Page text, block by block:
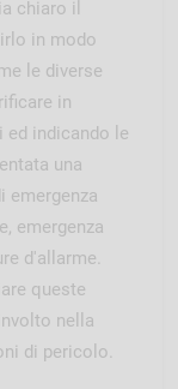
chiaro il
in modo
le diverse
in
ed indicando le
una
emergenza
emergenza
d'allarme.
queste
nella
di pericolo.